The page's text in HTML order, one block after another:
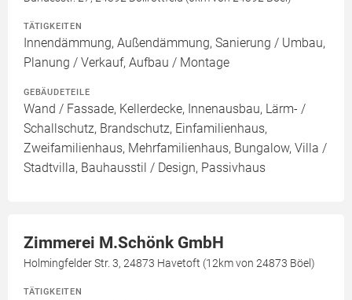
TÄTIGKEITEN
Innendämmung, Außendämmung, Sanierung / Umbau,
Planung / Verkauf, Aufbau / Montage
GEBÄUDETEILE
Wand / Fassade, Kellerdecke, Innenausbau, Lärm- /
Schallschutz, Brandschutz, Einfamilienhaus,
Zweifamilienhaus, Mehrfamilienhaus, Bungalow, Villa /
Stadtvilla, Bauhausstil / Design, Passivhaus
Zimmerei M.Schönk GmbH
Holmingfelder Str. 3, 24873 Havetoft (12km von 24873 Böel)
TÄTIGKEITEN